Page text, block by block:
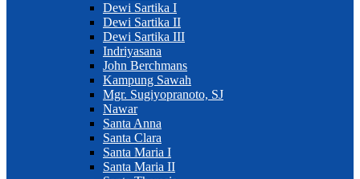
Dewi Sartika I
Dewi Sartika II
Dewi Sartika III
Indriyasana
John Berchmans
Kampung Sawah
Mgr. Sugiyopranoto, SJ
Nawar
Santa Anna
Santa Clara
Santa Maria I
Santa Maria II